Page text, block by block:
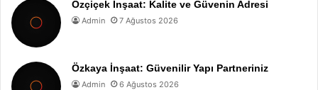
Özçiçek İnşaat: Kalite ve Güvenin Adresi
Admin 7 Ağustos 2026
Özkaya İnşaat: Güvenilir Yapı Partneriniz
Admin 6 Ağustos 2026